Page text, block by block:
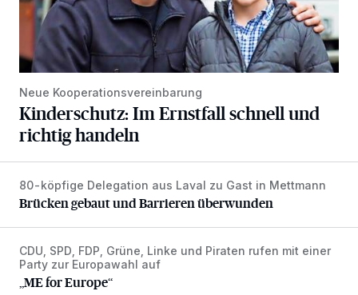
Neue Kooperationsvereinbarung
Kinderschutz: Im Ernstfall schnell und
richtig handeln
Brücken gebaut und Barrieren überwunden
80-köpfige Delegation aus Laval zu Gast in Mettmann
Brücken gebaut und Barrieren überwunden
„ME for Europe“
CDU, SPD, FDP, Grüne, Linke und Piraten rufen mit einer
Party zur Europawahl auf
„ME for Europe“